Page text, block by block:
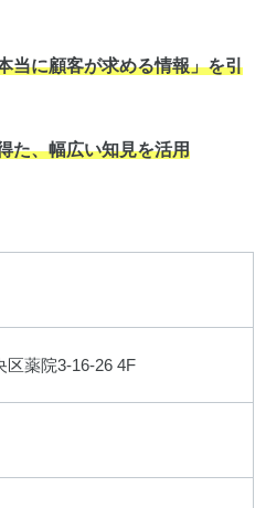
当に顧客が求める情報」を引
た、幅広い知見を活用
区薬院3-16-26 4F